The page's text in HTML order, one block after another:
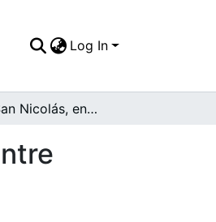
Log In
Hospital San Nicolás, en construcción, en la foto aparecen entre otros Luis García, Liliana García y Herlinda Garcia